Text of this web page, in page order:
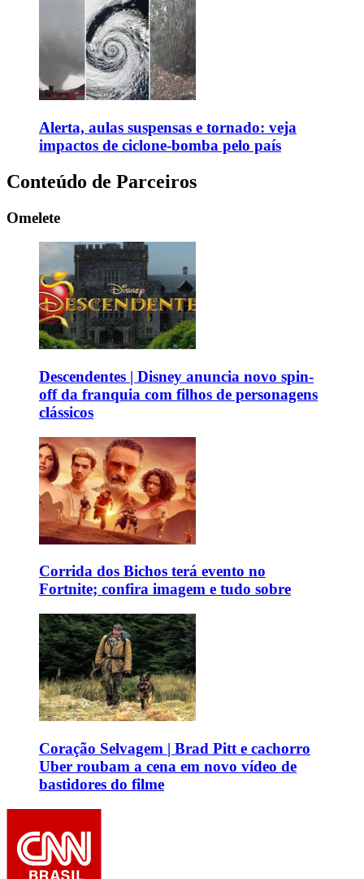
Alerta, aulas suspensas e tornado: veja
impactos de ciclone-bomba pelo país
Conteúdo de Parceiros
Omelete
Descendentes | Disney anuncia novo spin-
off da franquia com filhos de personagens
clássicos
Corrida dos Bichos terá evento no
Fortnite; confira imagem e tudo sobre
Coração Selvagem | Brad Pitt e cachorro
Uber roubam a cena em novo vídeo de
bastidores do filme